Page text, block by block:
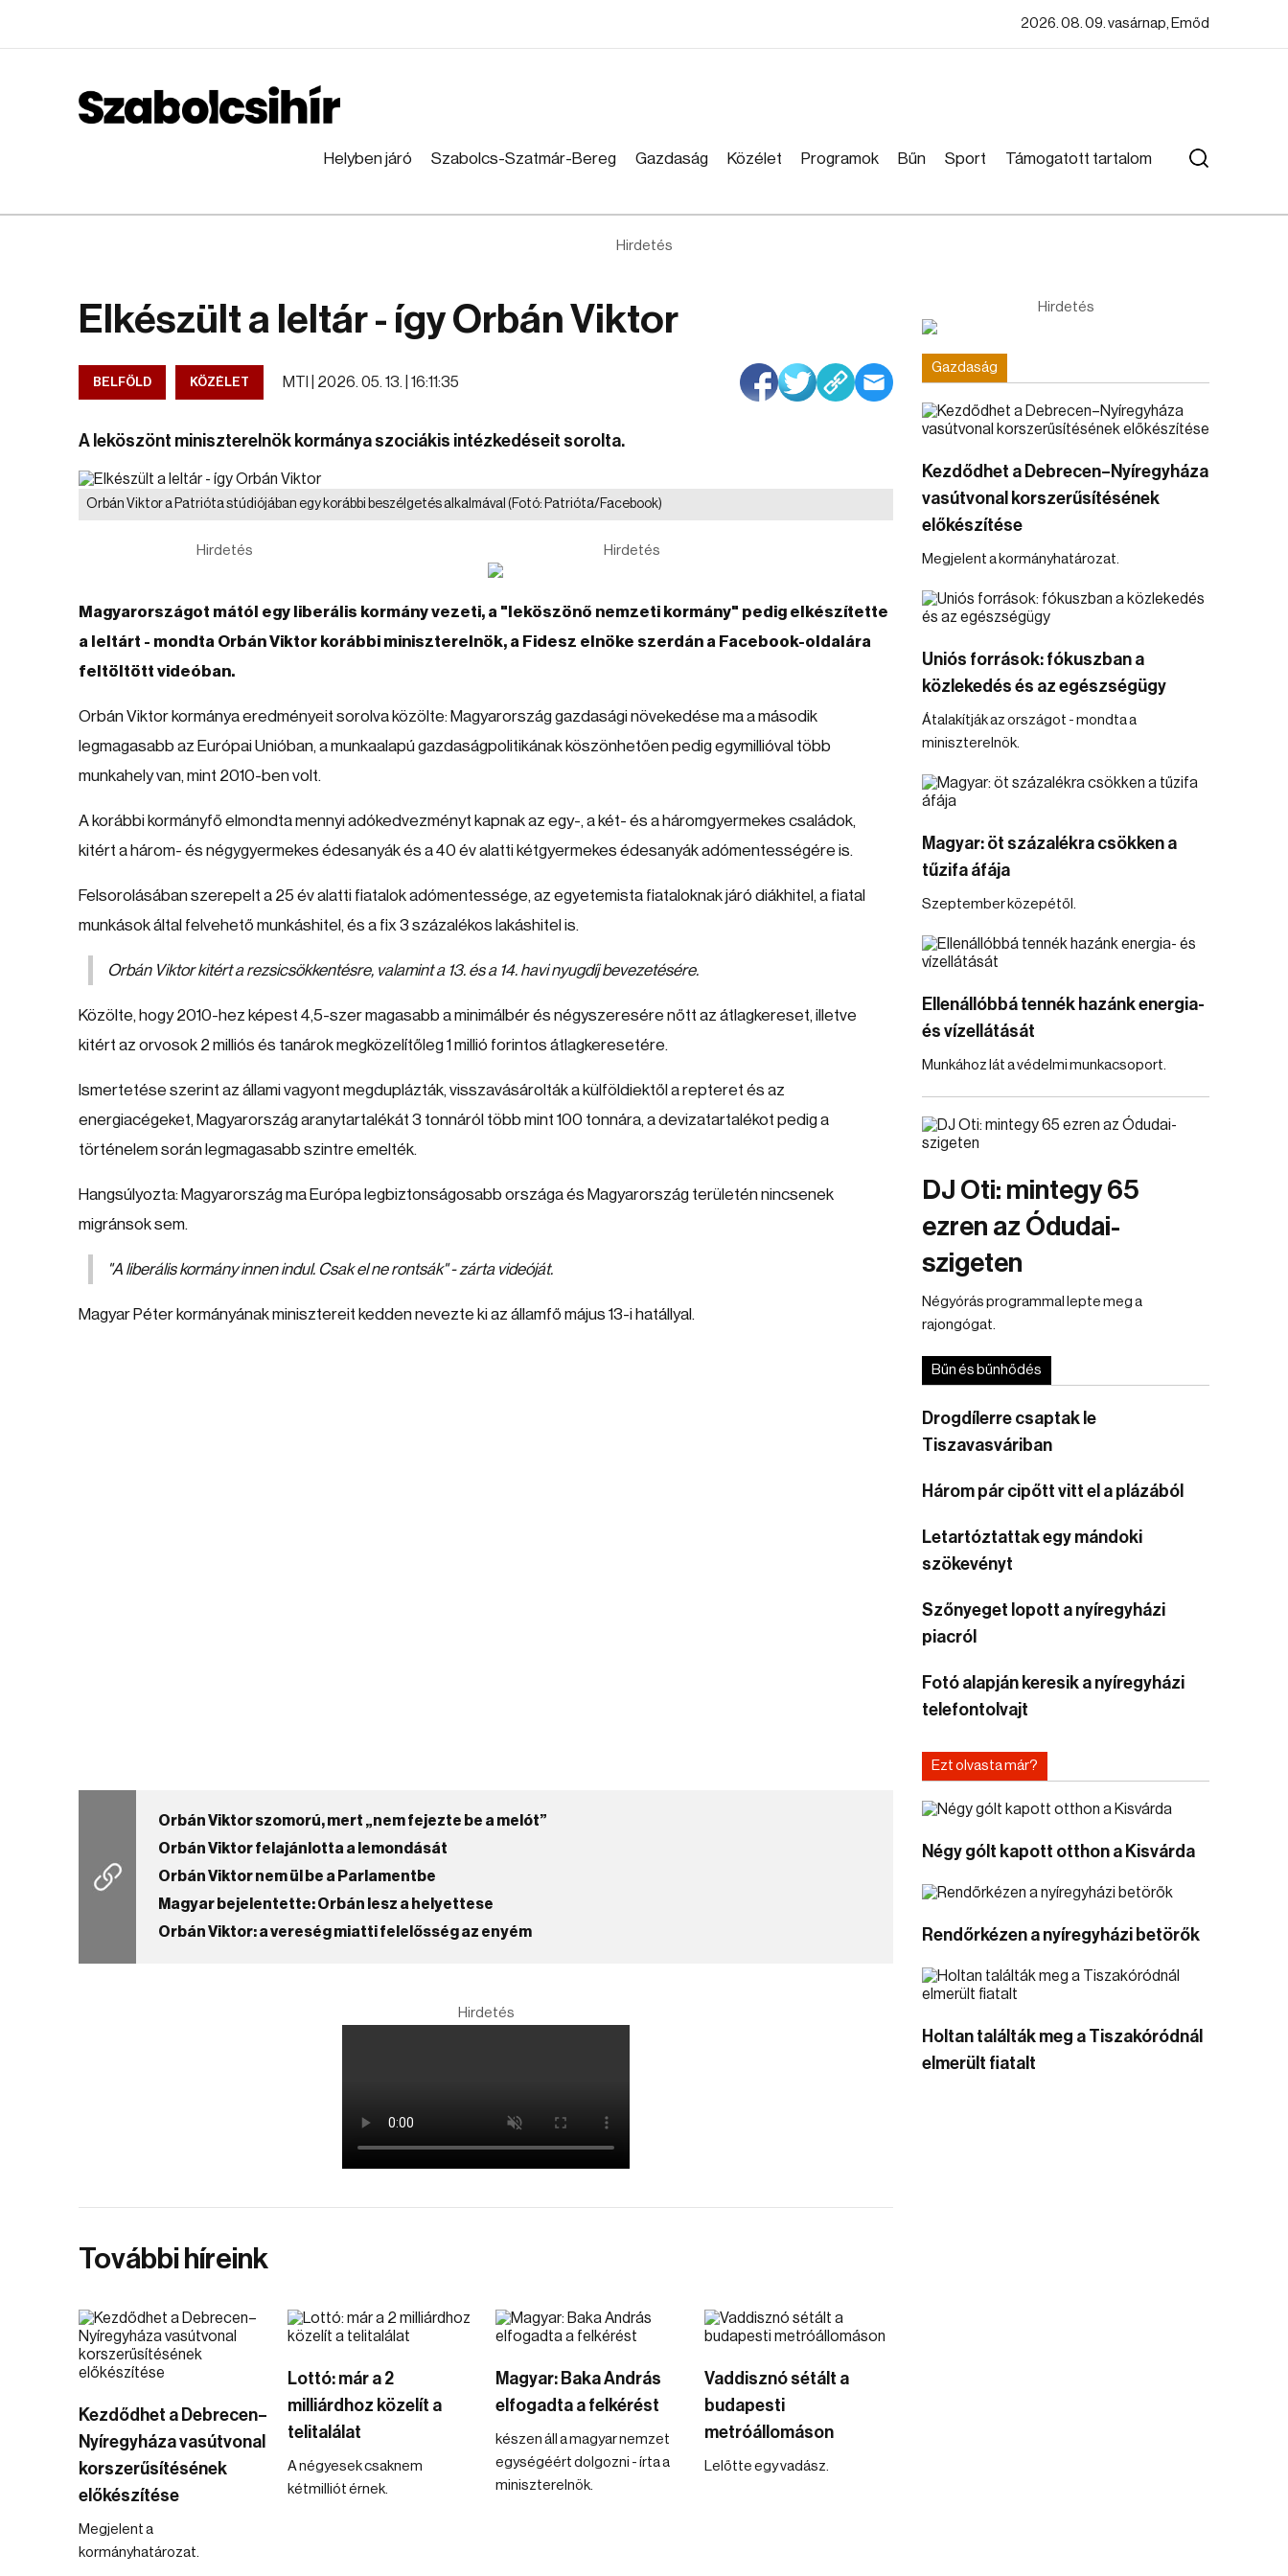
2026. 08. 09. vasárnap, Emőd
Helyben járó Szabolcs-Szatmár-Bereg Gazdaság Közélet Programok Bűn Sport Támogatott tartalom
Hirdetés
Elkészült a leltár - így Orbán Viktor
BELFÖLD KÖZÉLET MTI | 2026. 05. 13. | 16:11:35
A leköszönt miniszterelnök kormánya szociákis intézkedéseit sorolta.
Orbán Viktor a Patrióta stúdiójában egy korábbi beszélgetés alkalmával (Fotó: Patrióta/Facebook)
Hirdetés Hirdetés
Magyarországot mától egy liberális kormány vezeti, a "leköszönő nemzeti kormány" pedig elkészítette
a leltárt - mondta Orbán Viktor korábbi miniszterelnök, a Fidesz elnöke szerdán a Facebook-oldalára
feltöltött videóban.
Orbán Viktor kormánya eredményeit sorolva közölte: Magyarország gazdasági növekedése ma a második
legmagasabb az Európai Unióban, a munkaalapú gazdaságpolitikának köszönhetően pedig egymillióval több
munkahely van, mint 2010-ben volt.
A korábbi kormányfő elmondta mennyi adókedvezményt kapnak az egy-, a két- és a háromgyermekes családok,
kitért a három- és négygyermekes édesanyák és a 40 év alatti kétgyermekes édesanyák adómentességére is.
Felsorolásában szerepelt a 25 év alatti fiatalok adómentessége, az egyetemista fiataloknak járó diákhitel, a fiatal
munkások által felvehető munkáshitel, és a fix 3 százalékos lakáshitel is.
Orbán Viktor kitért a rezsicsökkentésre, valamint a 13. és a 14. havi nyugdíj bevezetésére.
Közölte, hogy 2010-hez képest 4,5-szer magasabb a minimálbér és négyszeresére nőtt az átlagkereset, illetve
kitért az orvosok 2 milliós és tanárok megközelítőleg 1 millió forintos átlagkeresetére.
Ismertetése szerint az állami vagyont megduplázták, visszavásárolták a külföldiektől a repteret és az
energiacégeket, Magyarország aranytartalékát 3 tonnáról több mint 100 tonnára, a devizatartalékot pedig a
történelem során legmagasabb szintre emelték.
Hangsúlyozta: Magyarország ma Európa legbiztonságosabb országa és Magyarország területén nincsenek
migránsok sem.
"A liberális kormány innen indul. Csak el ne rontsák"- zárta videóját.
Magyar Péter kormányának minisztereit kedden nevezte ki az államfő május 13-i hatállyal.
Orbán Viktor szomorú, mert „nem fejezte be a melót”
Orbán Viktor felajánlotta a lemondását
Orbán Viktor nem ül be a Parlamentbe
Magyar bejelentette: Orbán lesz a helyettese
Orbán Viktor: a vereség miatti felelősség az enyém
Hirdetés
További híreink
Kezdődhet a Debrecen–
Nyíregyháza vasútvonal
korszerűsítésének
előkészítése
Megjelent a
kormányhatározat.
Lottó: már a 2
milliárdhoz közelít a
telitalálat
A négyesek csaknem
kétmilliót érnek.
Magyar: Baka András
elfogadta a felkérést
készen áll a magyar nemzet
egységéért dolgozni - írta a
miniszterelnök.
Vaddisznó sétált a
budapesti
metróállomáson
Lelőtte egy vadász.
Hirdetés
Gazdaság
Kezdődhet a Debrecen–Nyíregyháza
vasútvonal korszerűsítésének
előkészítése
Megjelent a kormányhatározat.
Uniós források: fókuszban a
közlekedés és az egészségügy
Átalakítják az országot - mondta a
miniszterelnök.
Magyar: öt százalékra csökken a
tűzifa áfája
Szeptember közepétől.
Ellenállóbbá tennék hazánk energia-
és vízellátását
Munkához lát a védelmi munkacsoport.
DJ Oti: mintegy 65
ezren az Ódudai-
szigeten
Négyórás programmal lepte meg a
rajongógat.
Bűn és bűnhődés
Drogdílerre csaptak le
Tiszavasváriban
Három pár cipőtt vitt el a plázából
Letartóztattak egy mándoki
szökevényt
Szőnyeget lopott a nyíregyházi
piacról
Fotó alapján keresik a nyíregyházi
telefontolvajt
Ezt olvasta már?
Négy gólt kapott otthon a Kisvárda
Rendőrkézen a nyíregyházi betörők
Holtan találták meg a Tiszakóródnál
elmerült fiatalt